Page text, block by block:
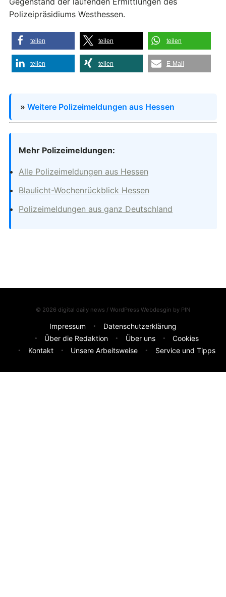
Polizeipräsidiums Westhessen.
teilen teilen teilen
teilen teilen E-Mail
» Weitere Polizeimeldungen aus Hessen
Mehr Polizeimeldungen:
Alle Polizeimeldungen aus Hessen
Blaulicht-Wochenrückblick Hessen
Polizeimeldungen aus ganz Deutschland
© 2026 digital daily news / WordPress Webdesgin by PIN
Impressum
Datenschutzerklärung
Über die Redaktion
Über uns
Cookies
Kontakt
Unsere Arbeitsweise Service und Tipps